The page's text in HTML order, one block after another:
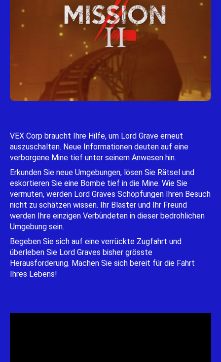
VEX Corp braucht Ihre Hilfe, um Lord Grave erneut
auszuschalten. Neue Informationen deuten auf eine
verborgene Mine tief unter seinem Anwesen hin.
Erkunden Sie neue Umgebungen, lösen Sie Rätsel und
eskortieren Sie eine Bombe tief in die Mine. Wie Sie
vermuten, werden Lord Graves Schöpfungen Ihren Besuch
nicht zu schätzen wissen. Ihr Blaster und Ihr Freund
werden Ihre einzigen Verbündeten in dieser bedrohlichen
Umgebung sein.
Begeben Sie sich auf eine verrückte Zugfahrt und
überleben Sie Lord Graves bisher grösste
Herausforderung. Machen Sie sich bereit für die Fahrt
Ihres Lebens!